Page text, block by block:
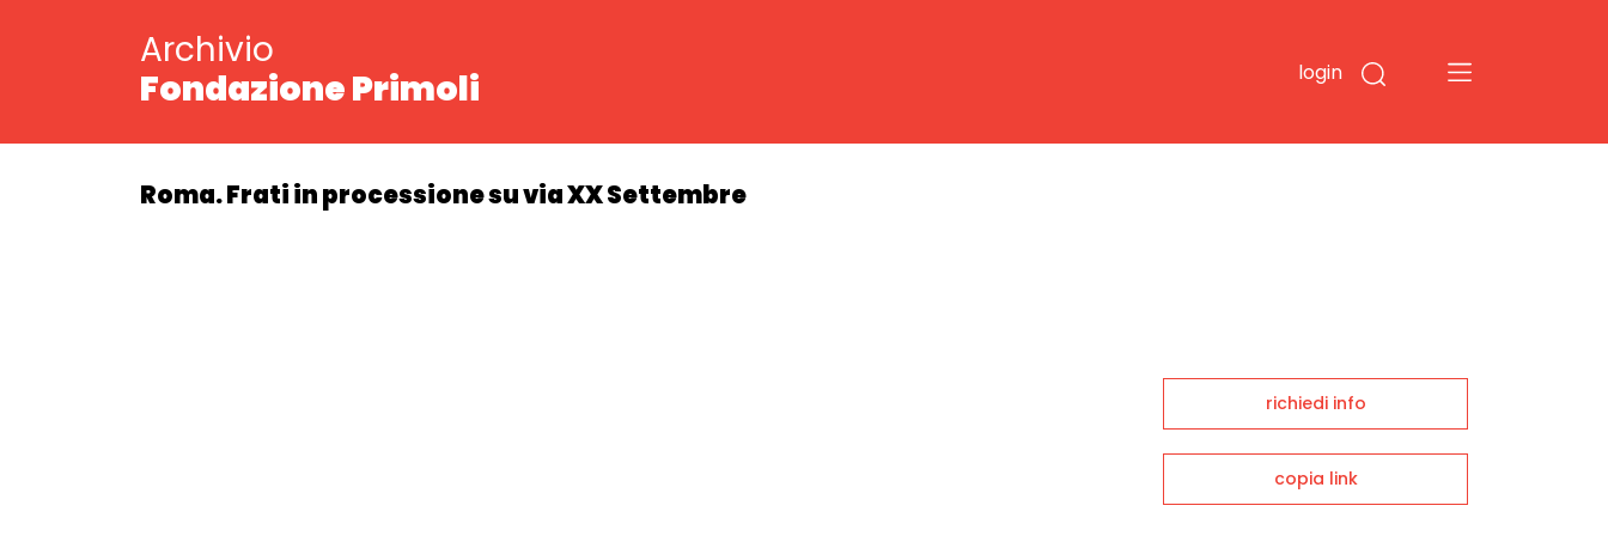
Archivio
Fondazione Primoli
login
Roma. Frati in processione su via XX Settembre
richiedi info
copia link